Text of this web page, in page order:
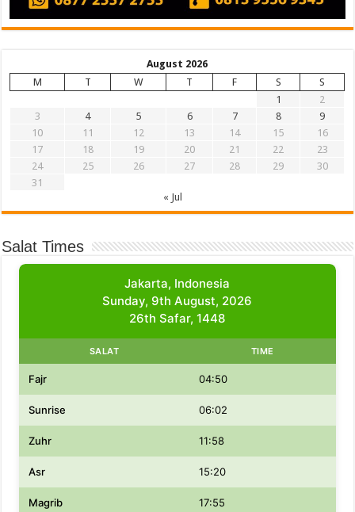
August 2026
M
T W T F S
S
1
2
3
4 5 6 7 8
9
10
11 12 13 14 15
16
17
18 19 20 21 22
23
24
25 26 27 28 29
30
31
« Jul
Salat Times
Jakarta, Indonesia
Sunday, 9th August, 2026
26th Safar, 1448
SALAT TIME
Fajr 04:50
Sunrise 06:02
Zuhr 11:58
Asr 15:20
Magrib 17:55